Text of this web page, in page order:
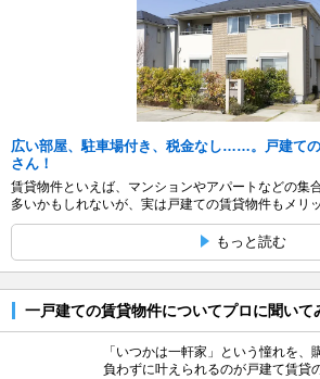
広い部屋、駐車場付き、税金なし……。戸建て
さん！
賃貸物件といえば、マンションやアパートなどの集
多いかもしれないが、実は戸建ての賃貸物件もメリ
もっと読む
一戸建ての賃貸物件についてプロに聞いて
「いつかは一軒家」という憧れを、
負わずに叶えられるのが戸建て賃貸